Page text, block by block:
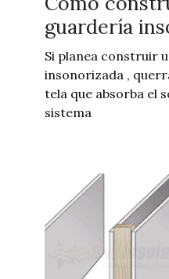
guardería
Si planea construir
insonorizada ,
tela que absorba el
sistema